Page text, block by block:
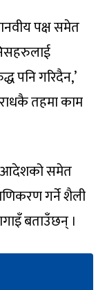
पक्ष समेत
पनि गरिदैन,’
तहमा काम
आदेशको समेत
गर्ने शैली
बताउँछन् ।